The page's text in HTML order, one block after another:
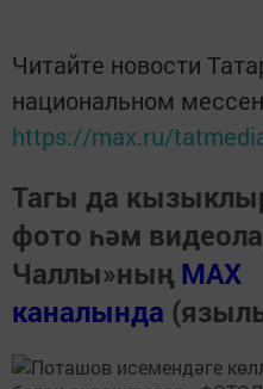
Читайте новости
национальном
https://max.ru/
Тагы да
фото һәм
Чаллы»ның MAX
каналында